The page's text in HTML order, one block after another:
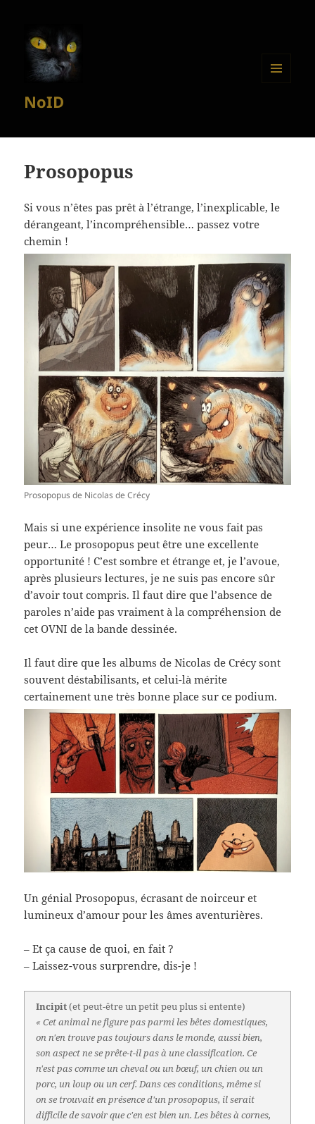
NoID
Prosopopus
Si vous n’êtes pas prêt à l’étrange, l’inexplicable, le
dérangeant, l’incompréhensible… passez votre
chemin !
Prosopopus de Nicolas de Crécy
Mais si une expérience insolite ne vous fait pas
peur… Le prosopopus peut être une excellente
opportunité ! C’est sombre et étrange et, je l’avoue,
après plusieurs lectures, je ne suis pas encore sûr
d’avoir tout compris. Il faut dire que l’absence de
paroles n’aide pas vraiment à la compréhension de
cet OVNI de la bande dessinée.
Il faut dire que les albums de Nicolas de Crécy sont
souvent déstabilisants, et celui-là mérite
certainement une très bonne place sur ce podium.
Un génial Prosopopus, écrasant de noirceur et
lumineux d’amour pour les âmes aventurières.
– Et ça cause de quoi, en fait ?
– Laissez-vous surprendre, dis-je !
Incipit(et peut-être un petit peu plus si entente)
« Cet animal ne figure pas parmi les bêtes domestiques,
on n'en trouve pas toujours dans le monde, aussi bien,
son aspect ne se prête-t-il pas à une classification. Ce
n'est pas comme un cheval ou un bœuf, un chien ou un
porc, un loup ou un cerf. Dans ces conditions, même si
on se trouvait en présence d'un prosopopus, il serait
difficile de savoir que c'en est bien un. Les bêtes à cornes,